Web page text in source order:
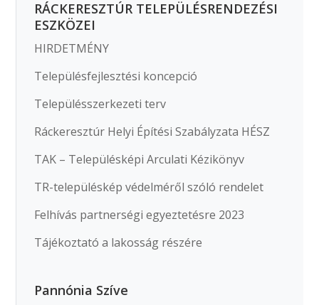
RÁCKERESZTÚR TELEPÜLÉSRENDEZÉSI
ESZKÖZEI
HIRDETMÉNY
Településfejlesztési koncepció
Településszerkezeti terv
Ráckeresztúr Helyi Építési Szabályzata HÉSZ
TAK – Településképi Arculati Kézikönyv
TR-településkép védelméről szóló rendelet
Felhívás partnerségi egyeztetésre 2023
Tájékoztató a lakosság részére
Pannónia Szíve